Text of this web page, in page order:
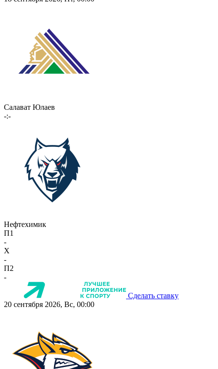
Салават Юлаев
-:-
Нефтехимик
П1
-
X
-
П2
-
Сделать ставку
20 сентября 2026, Вс, 00:00